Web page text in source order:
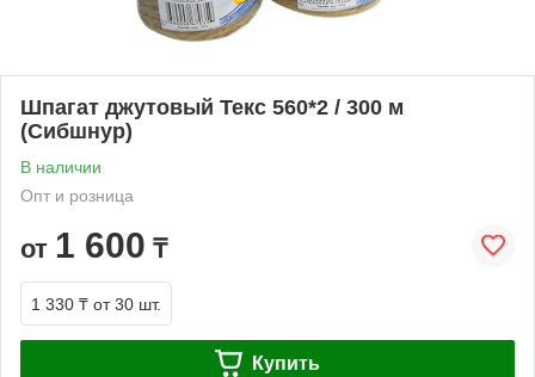
Шпагат джутовый Текс 560*2 / 300 м
(Сибшнур)
В наличии
Опт и розница
от 1 600 ₸
1 330 ₸ от 30 шт.
Купить